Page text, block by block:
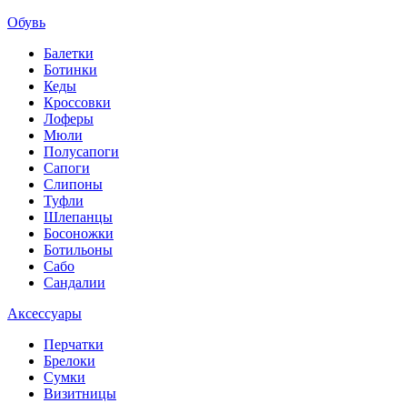
Обувь
Балетки
Ботинки
Кеды
Кроссовки
Лоферы
Мюли
Полусапоги
Сапоги
Слипоны
Туфли
Шлепанцы
Босоножки
Ботильоны
Сабо
Сандалии
Аксессуары
Перчатки
Брелоки
Сумки
Визитницы